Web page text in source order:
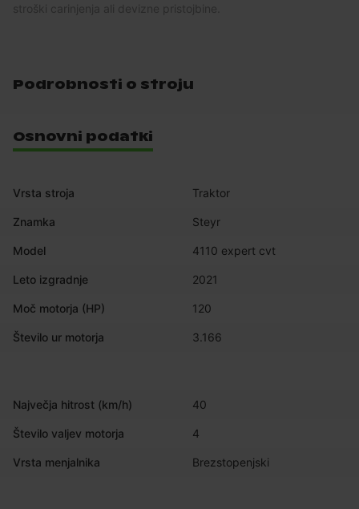
stroški carinjenja ali devizne pristojbine.
Podrobnosti o stroju
Osnovni podatki
Vrsta stroja Traktor
Znamka Steyr
Model 4110 expert cvt
Leto izgradnje 2021
Moč motorja (HP) 120
Število ur motorja 3.166
Največja hitrost (km/h) 40
Število valjev motorja 4
Vrsta menjalnika Brezstopenjski